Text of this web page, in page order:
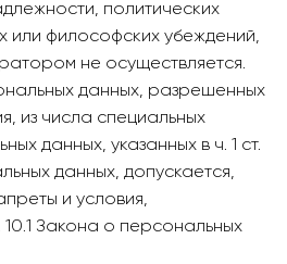
политических
или философских убеждений,
не осуществляется.
данных, разрешенных
из числа специальных
данных, указанных в ч. 1 ст.
данных, допускается,
и условия,
Закона о персональных